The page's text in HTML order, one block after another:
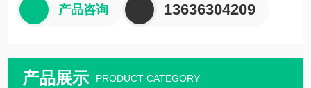
产品咨询 13636304209
产品展示 PRODUCT CATEGORY